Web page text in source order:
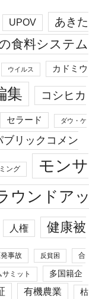
UPOV
あきた
食料システム
ウイルス カドミウ
集
コシヒカ
セラード ダウ・ケ
ブリックコメン
ング
モンサ
ウンドアッ
人権
健康被
事故 反貧困 合
ミット
多国籍企
有機農業 枯